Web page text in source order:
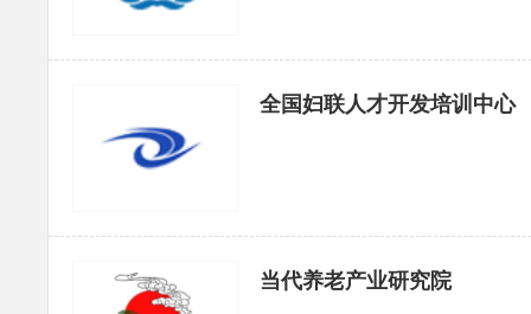
全国妇联人才开发培训中心
当代养老产业研究院